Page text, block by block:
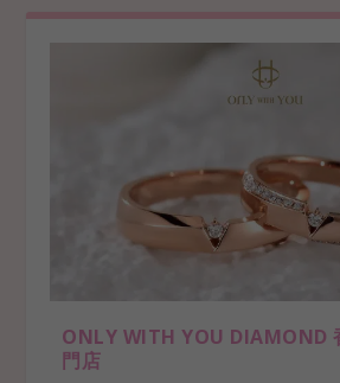
ONLY WITH YOU DIAMOND
門店